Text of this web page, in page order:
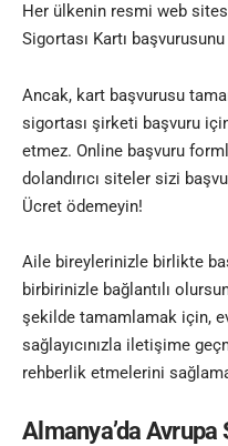
Her ülkenin resmi web
Sigortası Kartı
Ancak, kart başvurusu
sigortası şirketi başvuru
etmez. Online başvuru
dolandırıcı siteler sizi
Ücret ödemeyin!
Aile bireylerinizle birlikte
birbirinizle bağlantılı
şekilde tamamlamak için,
sağlayıcınızla iletişime
rehberlik etmelerini
Almanya’da Avrupa